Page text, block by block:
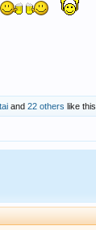
and 22 others like this.